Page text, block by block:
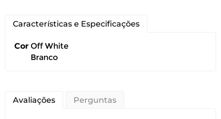
Você pode devolver este
produto gratuitamente.
a troca ou devolução caso seu produto
Características e Especificações
Cor Off White
Branco
Avaliações Perguntas